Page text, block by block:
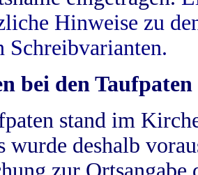
Hinweise zu
Schreibvarianten.
bei den Taufpaten
stand im
wurde deshalb